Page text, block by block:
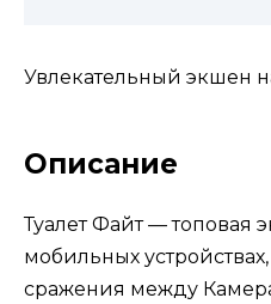
Увлекательный экшен
Описание
Туалет Файт — топовая
мобильных
сражения между